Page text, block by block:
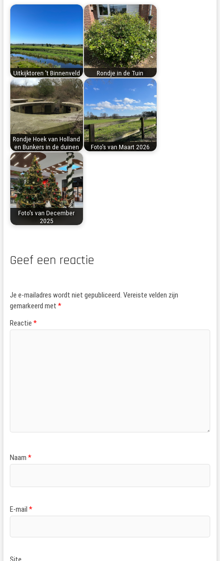
Uitkijktoren 't Binnenveld Rondje in de Tuin
Rondje Hoek van Holland
en Bunkers in de duinen
Foto's van Maart 2026
Foto's van December
2025
Geef een reactie
Je e-mailadres wordt niet gepubliceerd. Vereiste velden zijn
gemarkeerd met *
Reactie *
Naam *
E-mail *